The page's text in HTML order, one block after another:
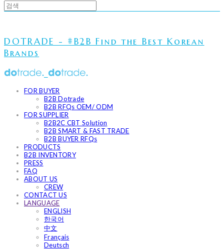
DOTRADE - #B2B Find the Best Korean
Brands
FOR BUYER
B2B Dotrade
B2B RFQs OEM/ ODM
FOR SUPPLIER
B2B2C CBT Solution
B2B SMART & FAST TRADE
B2B BUYER RFQs
PRODUCTS
B2B INVENTORY
PRESS
FAQ
ABOUT US
CREW
CONTACT US
LANGUAGE
ENGLISH
한국어
中文
Français
Deutsch